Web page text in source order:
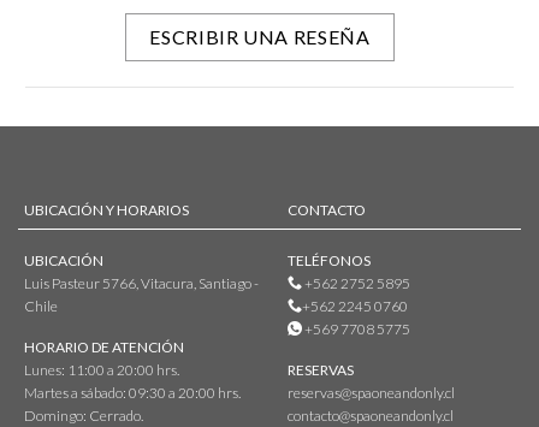
ESCRIBIR UNA RESEÑA
UBICACIÓN Y HORARIOS
UBICACIÓN
Luis Pasteur 5766, Vitacura, Santiago -
Chile
HORARIO DE ATENCIÓN
Lunes: 11:00 a 20:00 hrs.
Martes a sábado: 09:30 a 20:00 hrs.
Domingo: Cerrado.
CONTACTO
TELÉFONOS
+562 2752 5895
+562 2245 0760
+569 7708 5775
RESERVAS
reservas@spaoneandonly.cl
contacto@spaoneandonly.cl